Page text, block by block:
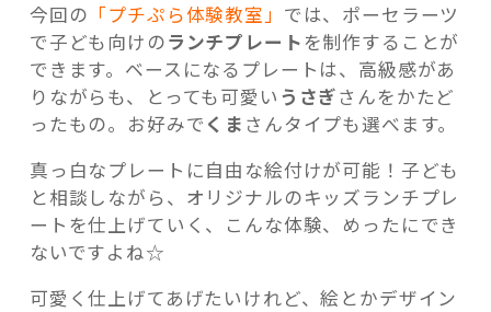
今回の 「プチぷら体験教室」 では、ポーセラーツ
で子ども向けのランチプレート を制作することが
できます。ベースになるプレートは、高級感があ
りながらも、とっても可愛い うさぎさんをかたど
ったもの。お好みで くま さんタイプも選べます。
真っ白なプレートに自由な絵付けが可能！子ども
と相談しながら、オリジナルのキッズランチプレ
ートを仕上げていく、こんな体験、めったにでき
ないですよね☆
可愛く仕上げてあげたいけれど、絵とかデザイン